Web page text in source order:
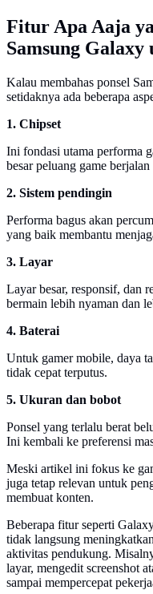
Fitur Apa Aaja
Samsung
Kalau membahas ponsel
setidaknya ada beberapa
1. Chipset
Ini fondasi utama performa
besar peluang game
2. Sistem pendingin
Performa bagus akan
yang baik membantu
3. Layar
Layar besar, responsif, dan
bermain lebih nyaman dan
4. Baterai
Untuk gamer mobile, daya
tidak cepat terputus.
5. Ukuran dan bobot
Ponsel yang terlalu berat
Ini kembali ke preferensi
Meski artikel ini fokus ke
juga tetap relevan untuk
membuat konten.
Beberapa fitur seperti
tidak langsung
aktivitas pendukung.
layar, mengedit screenshot
sampai mempercepat